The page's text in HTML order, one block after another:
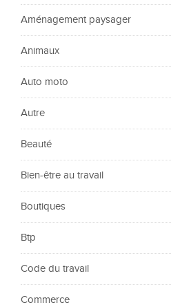
Aménagement paysager
Animaux
Auto moto
Autre
Beauté
Bien-être au travail
Boutiques
Btp
Code du travail
Commerce